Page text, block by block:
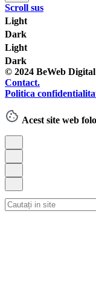
Scroll sus
Light
Dark
Light
Dark
© 2024 BeWeb
Contact.
Politica
Acest site web
for